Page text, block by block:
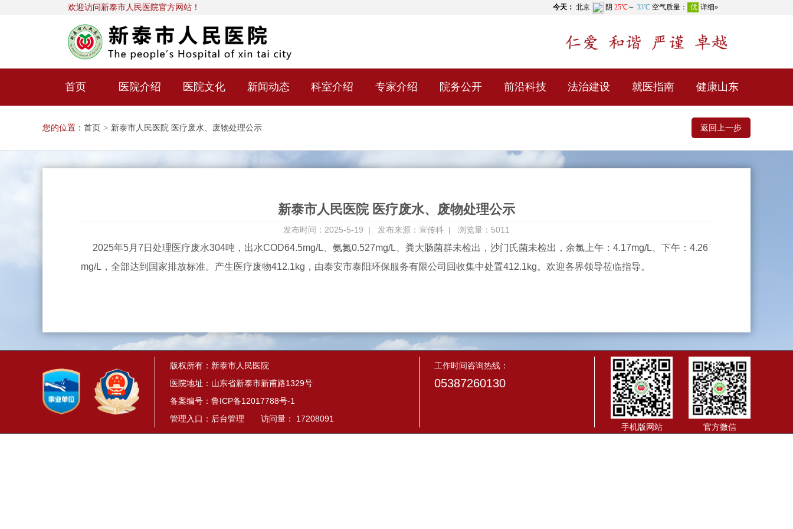
欢迎访问新泰市人民医院官方网站！
首页 医院介绍 医院文化 新闻动态 科室介绍 专家介绍 院务公开 前沿科技 法治建设 就医指南 健康山东
您的位置： 首页 > 新泰市人民医院 医疗废水、废物处理公示 返回上一步
新泰市人民医院 医疗废水、废物处理公示
发布时间：2025-5-19 | 发布来源：宣传科 | 浏览量：5011
2025年5月7日处理医疗废水304吨，出水COD64.5mg/L、氨氮0.527mg/L、粪大肠菌群未检出，沙门氏菌未检出，余氯上午：4.17mg/L、下午：4.26
mg/L，全部达到国家排放标准。产生医疗废物412.1kg，由泰安市泰阳环保服务有限公司回收集中处置412.1kg。欢迎各界领导莅临指导。
版权所有：新泰市人民医院
医院地址：山东省新泰市新甫路1329号
备案编号： 鲁ICP备12017788号-1
管理入口： 后台管理 访问量： 17208091
工作时间咨询热线：
05387260130
官方微信
手机版网站